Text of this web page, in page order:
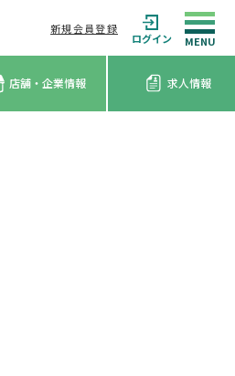
新規会員登録
ログイン
店舗・企業情報 求人情報